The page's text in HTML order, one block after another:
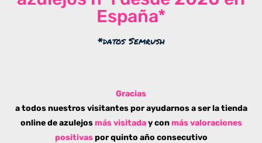
España*
*datos Semrush
Gracias
a todos nuestros visitantes por ayudarnos a ser la tienda
online de azulejos más visitaday conmás valoraciones
positivaspor quinto año consecutivo